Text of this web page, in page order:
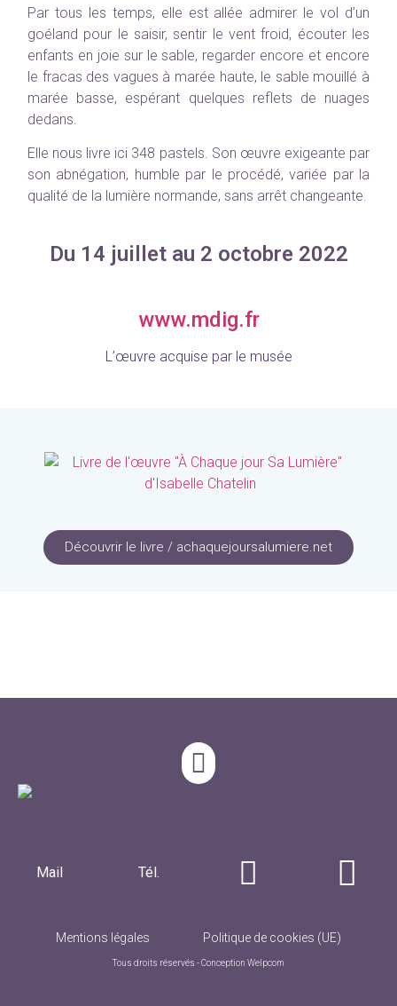
Par tous les temps, elle est allée admirer le vol d’un
goéland pour le saisir, sentir le vent froid, écouter les
enfants en joie sur le sable, regarder encore et encore
le fracas des vagues à marée haute, le sable mouillé à
marée basse, espérant quelques reflets de nuages
dedans.
Elle nous livre ici 348 pastels. Son œuvre exigeante par
son abnégation, humble par le procédé, variée par la
qualité de la lumière normande, sans arrêt changeante.
Du 14 juillet au 2 octobre 2022
www.mdig.fr
L’œuvre acquise par le musée
Découvrir le livre / achaquejoursalumiere.net
Mail Tél.
Mentions légales Politique de cookies (UE)
Tous droits réservés - Conception Welpcom